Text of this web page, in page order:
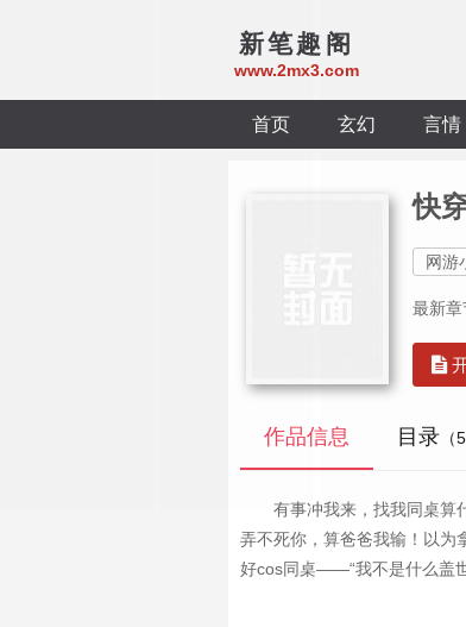
新笔趣阁
www.2mx3.com
首页 玄幻 言情
快
网游
最新章
作品信息 目录 （
有事冲我来，找我同桌算
弄不死你，算爸爸我输！以为
好cos同桌——“我不是什么盖